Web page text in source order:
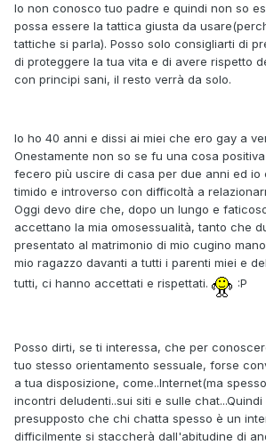
Io non conosco tuo padre e quindi non so
possa essere la tattica giusta da
tattiche si parla). Posso solo consigliarti di
di proteggere la tua vita e di avere rispetto
con principi sani, il resto verrà da solo.
Io ho 40 anni e dissi ai miei che ero gay a
Onestamente non so se fu una cosa
fecero più uscire di casa per due anni ed io
timido e introverso con difficoltà a
Oggi devo dire che, dopo un lungo e
accettano la mia omosessualità, tanto che
presentato al matrimonio di mio cugino
mio ragazzo davanti a tutti i parenti miei e
tutti, ci hanno accettati e rispettati.
:P
Posso dirti, se ti interessa, che per
tuo stesso orientamento sessuale, forse
a tua disposizione, come..Internet(ma
incontri deludenti..sui siti e sulle
presupposto che chi chatta spesso è un
difficilmente si staccherà dall'abitudine di